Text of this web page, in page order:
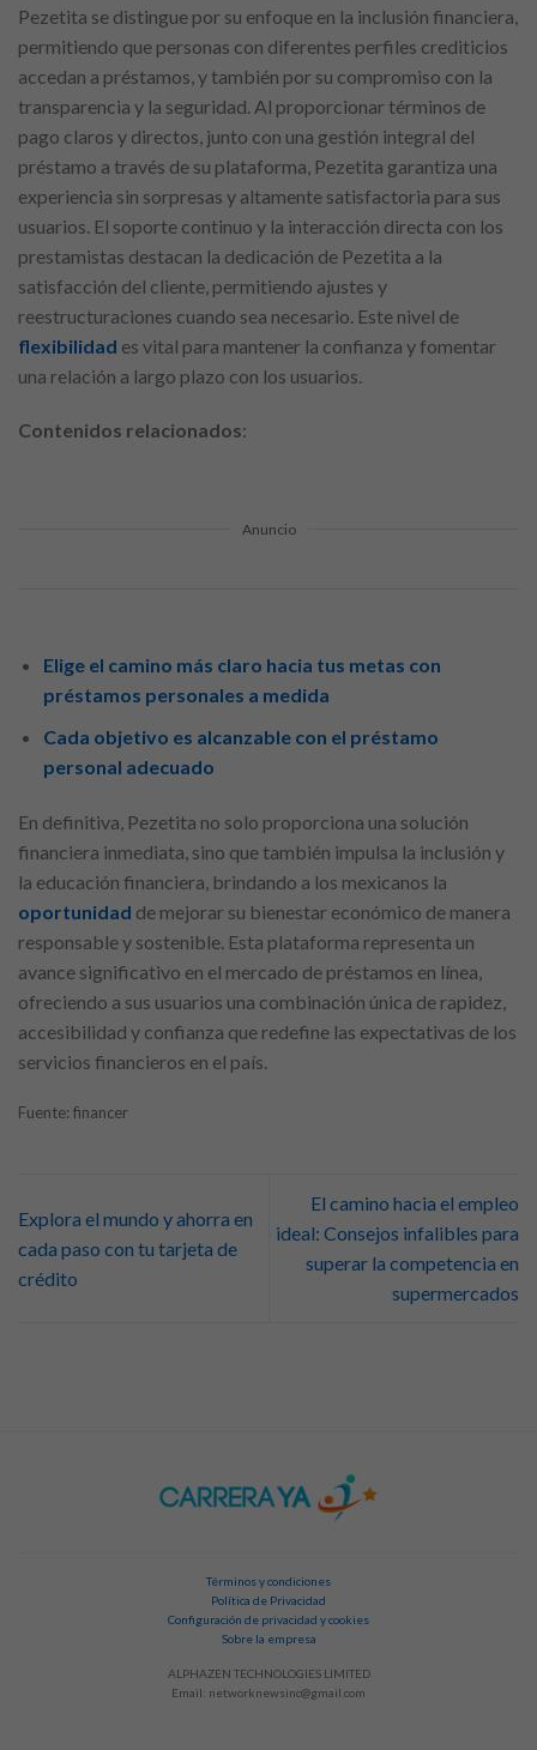
Pezetita se distingue por su enfoque en la inclusión financiera,
permitiendo que personas con diferentes perfiles crediticios
accedan a préstamos, y también por su compromiso con la
transparencia y la seguridad. Al proporcionar términos de
pago claros y directos, junto con una gestión integral del
préstamo a través de su plataforma, Pezetita garantiza una
experiencia sin sorpresas y altamente satisfactoria para sus
usuarios. El soporte continuo y la interacción directa con los
prestamistas destacan la dedicación de Pezetita a la
satisfacción del cliente, permitiendo ajustes y
reestructuraciones cuando sea necesario. Este nivel de
flexibilidad es vital para mantener la confianza y fomentar
una relación a largo plazo con los usuarios.
Contenidos relacionados:
Anuncio
Elige el camino más claro hacia tus metas con
préstamos personales a medida
Cada objetivo es alcanzable con el préstamo
personal adecuado
En definitiva, Pezetita no solo proporciona una solución
financiera inmediata, sino que también impulsa la inclusión y
la educación financiera, brindando a los mexicanos la
oportunidad de mejorar su bienestar económico de manera
responsable y sostenible. Esta plataforma representa un
avance significativo en el mercado de préstamos en línea,
ofreciendo a sus usuarios una combinación única de rapidez,
accesibilidad y confianza que redefine las expectativas de los
servicios financieros en el país.
Fuente: financer
Explora el mundo y ahorra en
cada paso con tu tarjeta de
crédito
El camino hacia el empleo
ideal: Consejos infalibles para
superar la competencia en
supermercados
Términos y condiciones
Política de Privacidad
Configuración de privacidad y cookies
Sobre la empresa
ALPHAZEN TECHNOLOGIES LIMITED
Email: networknewsinc@gmail.com